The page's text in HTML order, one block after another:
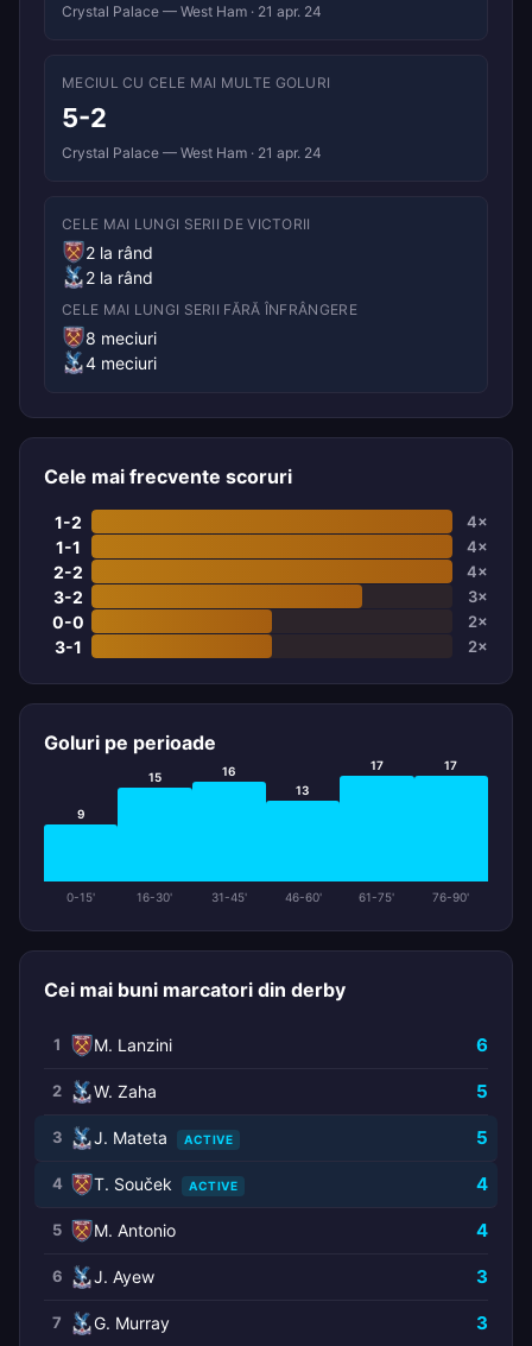
Crystal Palace — West Ham · 21 apr. 24
MECIUL CU CELE MAI MULTE GOLURI
5-2
Crystal Palace — West Ham · 21 apr. 24
CELE MAI LUNGI SERII DE VICTORII
2 la rând
2 la rând
CELE MAI LUNGI SERII FĂRĂ ÎNFRÂNGERE
8 meciuri
4 meciuri
Cele mai frecvente scoruri
1-2 4×
1-1 4×
2-2 4×
3-2 3×
0-0 2×
3-1 2×
Goluri pe perioade
9
0-15'
15
16-30'
16
31-45'
13
46-60'
17
61-75'
17
76-90'
Cei mai buni marcatori din derby
1 M. Lanzini 6
2 W. Zaha 5
3 J. Mateta ACTIVE 5
4 T. Souček ACTIVE 4
5 M. Antonio 4
6 J. Ayew 3
7 G. Murray 3